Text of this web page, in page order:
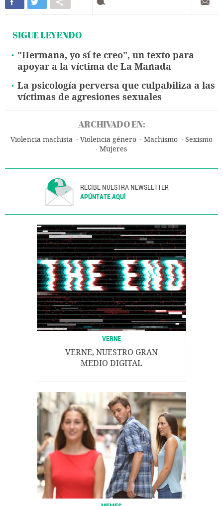
SIGUE LEYENDO
"Hermana, yo sí te creo", un texto para
apoyar a la víctima de La Manada
La psicología perversa que culpabiliza a las
víctimas de agresiones sexuales
ARCHIVADO EN:
Violencia machista Violencia género Machismo
Sexismo
Mujeres
RECIBE NUESTRA NEWSLETTER
APÚNTATE AQUÍ
VERNE
VERNE, NUESTRO GRAN
MEDIO DIGITAL